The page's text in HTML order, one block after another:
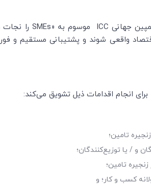
جهانی ICC موسوم به «SMEs را
واقعی ‌شوند و پشتیبانی مستقیم و
برای انجام اقدامات ذیل تشویق می‌کند:
تامین؛
و / یا توزیع‌کنندگان؛
تامین؛
كسب و كار؛ و